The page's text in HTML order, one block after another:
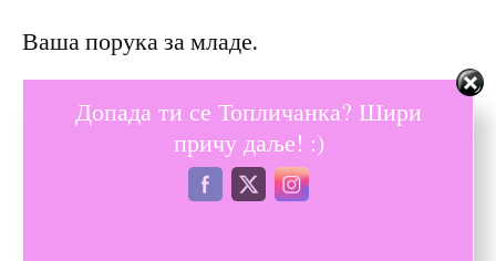
Ваша порука за младе.
храбри, јер се не каже џабе да на младима свет остаје. Не
смеју да буду поводљиви. Не смеју да буду ни у чијој
власти, поготово у власти власти.
Допада ти се Топличанка? Шири
причу даље! :)